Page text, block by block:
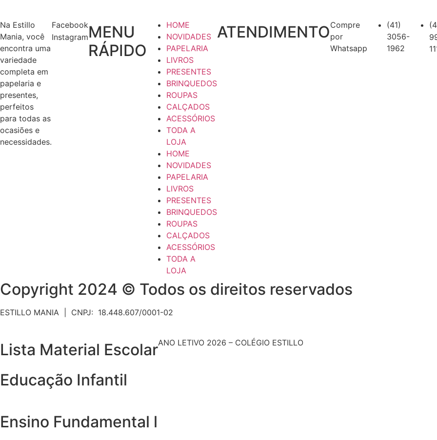
Na Estillo
Mania, você
encontra uma
variedade
completa em
papelaria e
presentes,
perfeitos
para todas as
ocasiões e
necessidades.
Facebook
InstagramMENU
RÁPIDO
HOME
NOVIDADES
PAPELARIA
LIVROS
PRESENTES
BRINQUEDOS
ROUPAS
CALÇADOS
ACESSÓRIOS
TODA A
LOJA
HOME
NOVIDADES
PAPELARIA
LIVROS
PRESENTES
BRINQUEDOS
ROUPAS
CALÇADOS
ACESSÓRIOS
TODA A
LOJA
ATENDIMENTOCompre
por
Whatsapp
(41)
3056-
1962
Copyright 2024 © Todos os direitos reservados
ESTILLO MANIA | CNPJ: 18.448.607/0001-02
Lista Material EscolarANO LETIVO 2026 – COLÉGIO ESTILLO
Educação Infantil
Ensino Fundamental l